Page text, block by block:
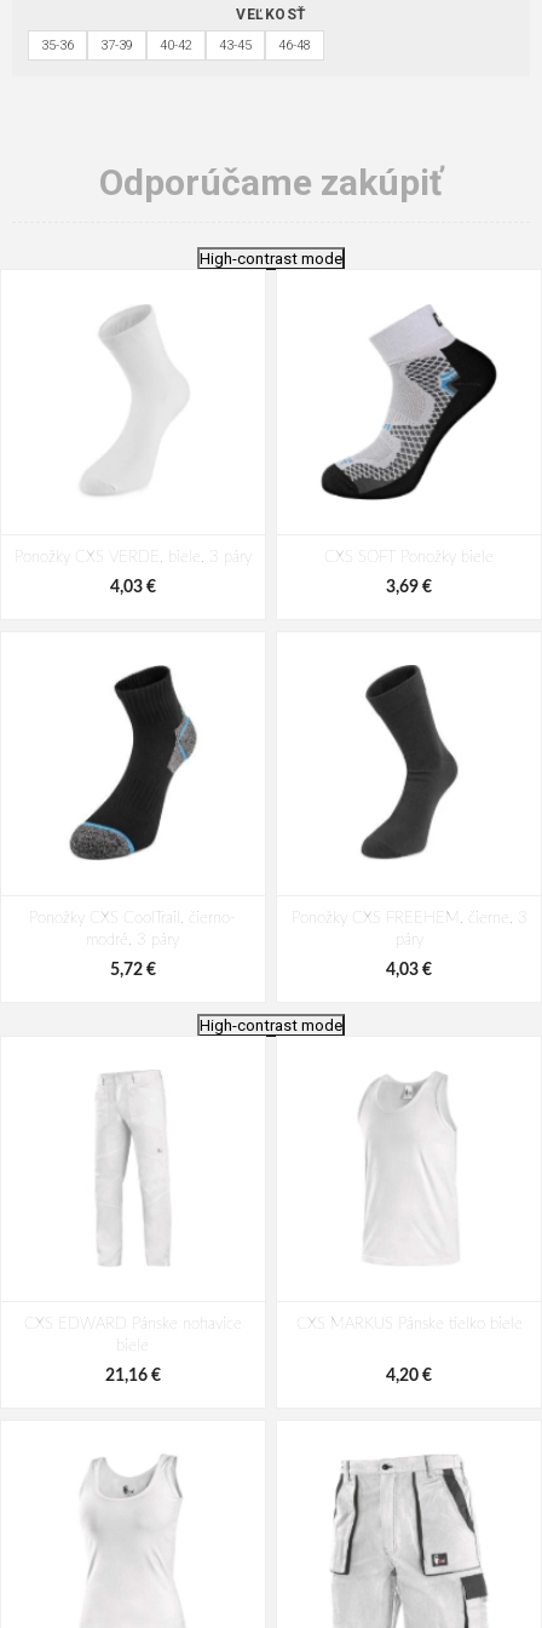
VEĽKOSŤ
35-36 37-39 40-42 43-45 46-48
Odporúčame zakúpiť
High-contrast mode
Ponožky CXS VERDE, biele, 3 páry
4,03 €
CXS SOFT Ponožky biele
3,69 €
Ponožky CXS CoolTrail, čierno-
modré, 3 páry
5,72 €
Ponožky CXS FREEHEM, čierne, 3
páry
4,03 €
4,37 € 4,58 €
High-contrast mode
CXS EDWARD Pánske nohavice
biele
21,16 €
CXS MARKUS Pánske tielko biele
4,20 €